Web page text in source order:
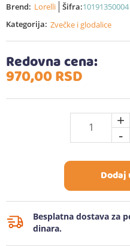
Brend: Lorelli Šifra:10191350004
Kategorija: Zvečke i glodalice
Redovna cena:
970,00RSD
+
-
Dodaj
Besplatna dostava za
dinara.